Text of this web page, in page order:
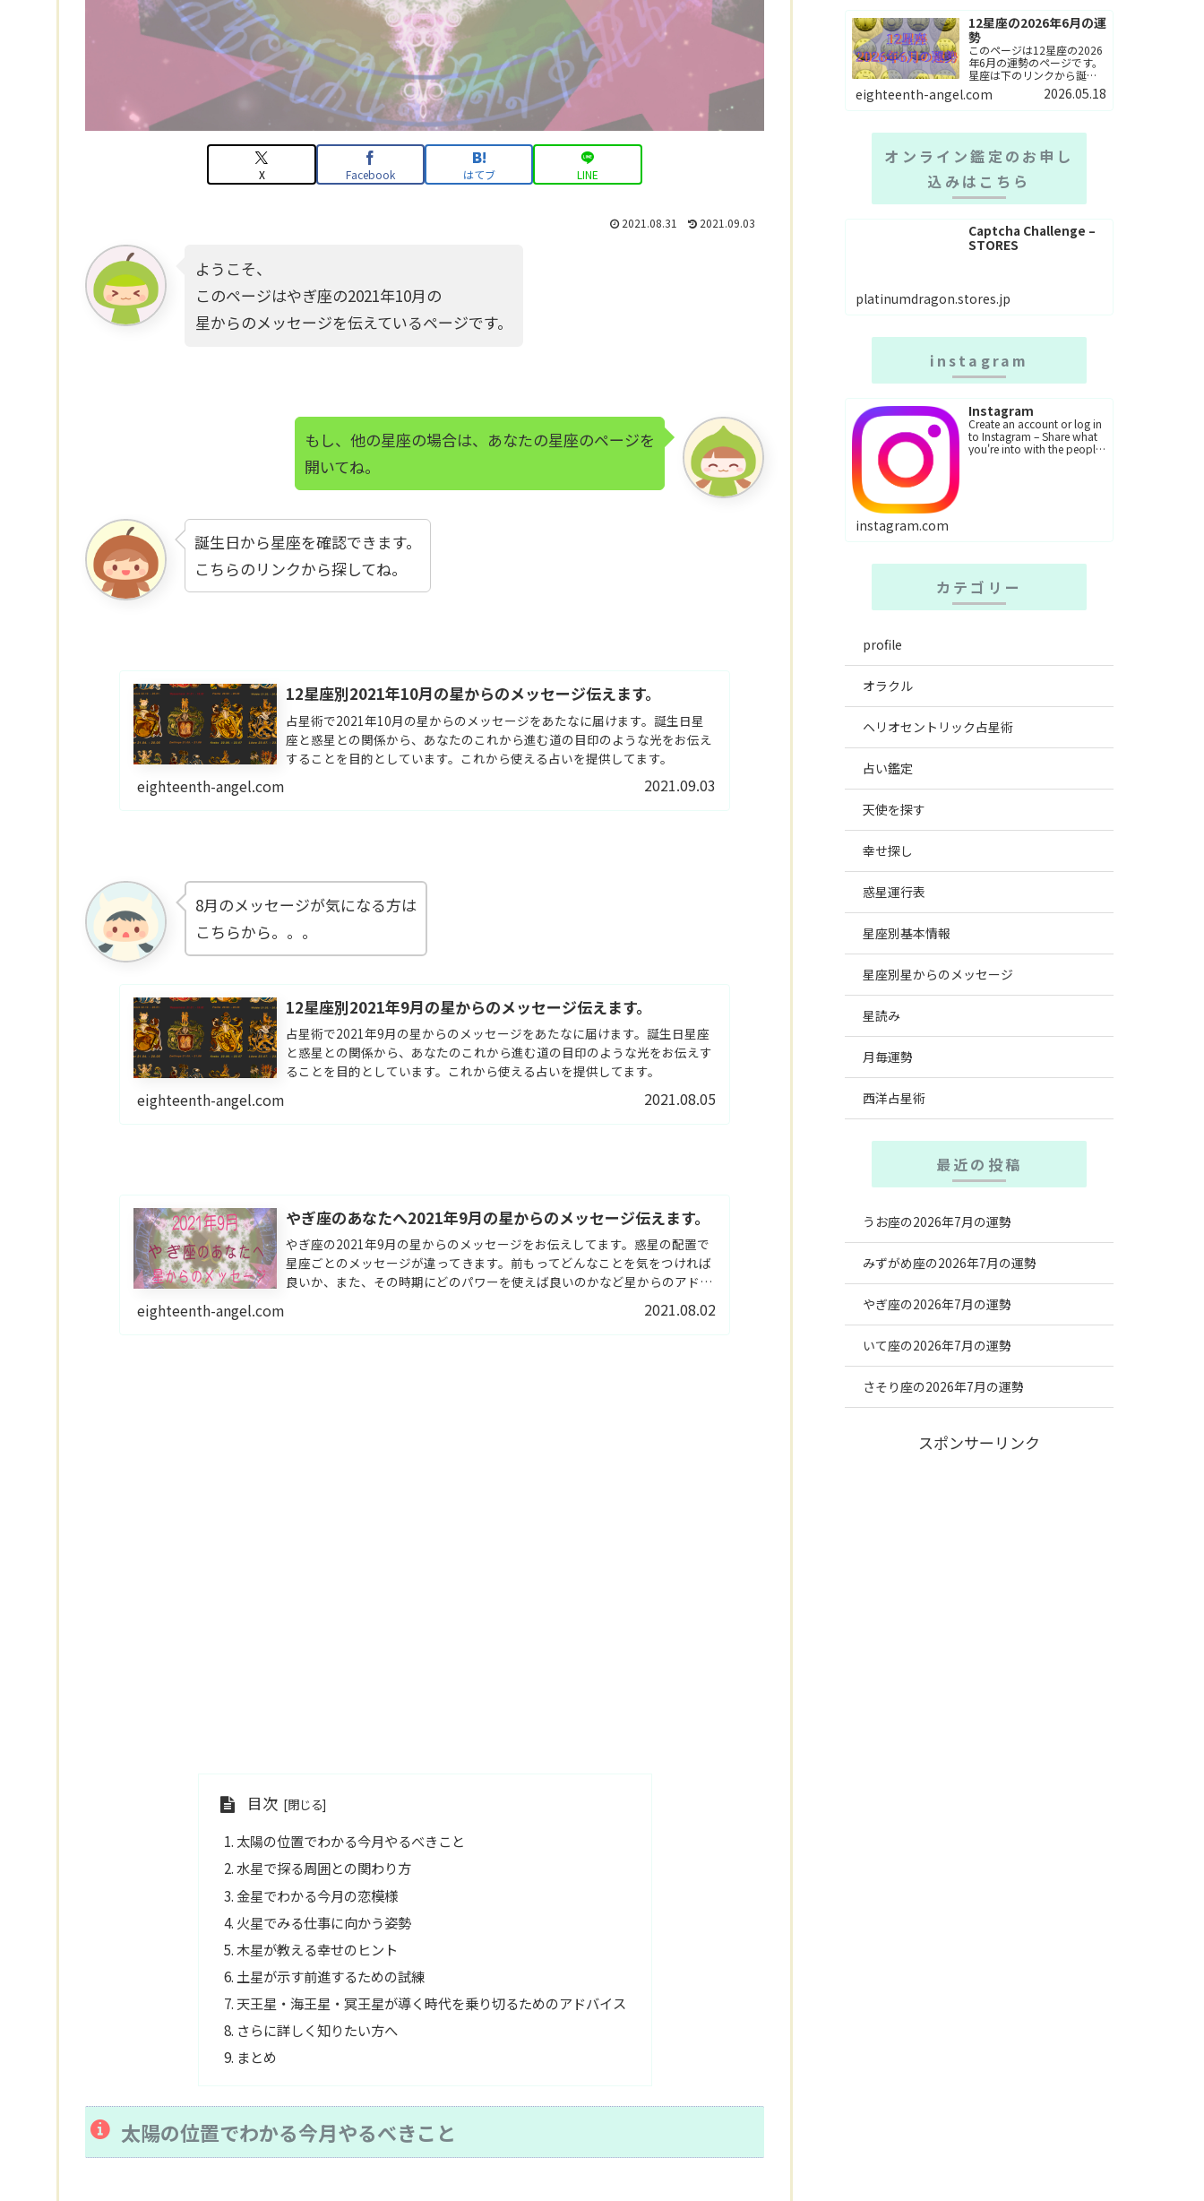
X Facebook はてブ LINE
2021.08.31 2021.09.03
ようこそ、
このページはやぎ座の2021年10月の
星からのメッセージを伝えているページです。
もし、他の星座の場合は、あなたの星座のページを
開いてね。
誕生日から星座を確認できます。
こちらのリンクから探してね。
12星座別2021年10月の星からのメッセージ伝えます。
占星術で2021年10月の星からのメッセージをあたなに届けます。誕生日星
座と惑星との関係から、あなたのこれから進む道の目印のような光をお伝え
することを目的としています。これから使える占いを提供してます。
eighteenth-angel.com 2021.09.03
8月のメッセージが気になる方は
こちらから。。。
12星座別2021年9月の星からのメッセージ伝えます。
占星術で2021年9月の星からのメッセージをあたなに届けます。誕生日星座
と惑星との関係から、あなたのこれから進む道の目印のような光をお伝えす
ることを目的としています。これから使える占いを提供してます。
eighteenth-angel.com 2021.08.05
やぎ座のあなたへ2021年9月の星からのメッセージ伝えます。
やぎ座の2021年9月の星からのメッセージをお伝えしてます。惑星の配置で
星座ごとのメッセージが違ってきます。前もってどんなことを気をつければ
良いか、また、その時期にどのパワーを使えば良いのかなど星からのアドバ
eighteenth-angel.com 2021.08.02
目次
太陽の位置でわかる今月やるべきこと
水星で探る周囲との関わり方
金星でわかる今月の恋模様
火星でみる仕事に向かう姿勢
木星が教える幸せのヒント
土星が示す前進するための試練
天王星・海王星・冥王星が導く時代を乗り切るためのアドバイス
さらに詳しく知りたい方へ
まとめ
太陽の位置でわかる今月やるべきこと
12星座の2026年6月の運
勢
このページは12星座の2026
年6月の運勢のページです。
星座は下のリンクから誕生
星座を選んでね。
eighteenth-angel.com 2026.05.18
オンライン鑑定のお申し
込みはこちら
Captcha Challenge –
STORES
platinumdragon.stores.jp
instagram
Instagram
Create an account or log in
to Instagram – Share what
you're into with the people
instagram.com
カテゴリー
profile
オラクル
ヘリオセントリック占星術
占い鑑定
天使を探す
幸せ探し
惑星運行表
星座別基本情報
星座別星からのメッセージ
星読み
月毎運勢
西洋占星術
最近の投稿
うお座の2026年7月の運勢
みずがめ座の2026年7月の運勢
やぎ座の2026年7月の運勢
いて座の2026年7月の運勢
さそり座の2026年7月の運勢
スポンサーリンク